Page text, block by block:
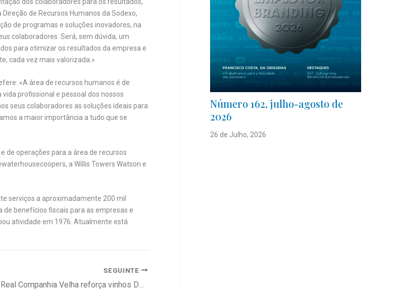
de Recursos Humanos da Sodexo,
de programas e soluções inovadores, na
colaboradores. Será, sem dúvida, um
para otimizar os resultados da empresa e
cada vez mais valorizada.»
«A área de recursos humanos é de
profissional e pessoal dos nossos
seus colaboradores as soluções ideais para
a maior importância a tudo que se
de operações para a área de recursos
a Willis Towers Watson e
serviços a aproximadamente 200 mil
benefícios fiscais para as empresas e
atividade em 1976. Atualmente está
SEGUINTE
Número 162, julho-agosto de
2026
26 de Julho, 2026